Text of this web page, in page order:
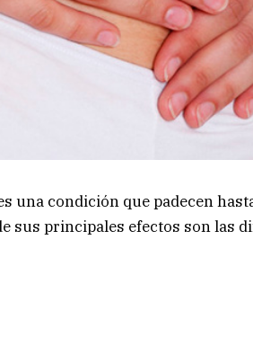
una condición que padecen
sus principales efectos son las